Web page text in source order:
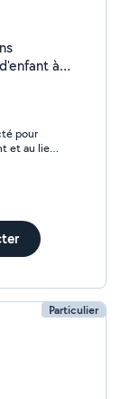
à
durant 2
pour
et au lieu
Particulier